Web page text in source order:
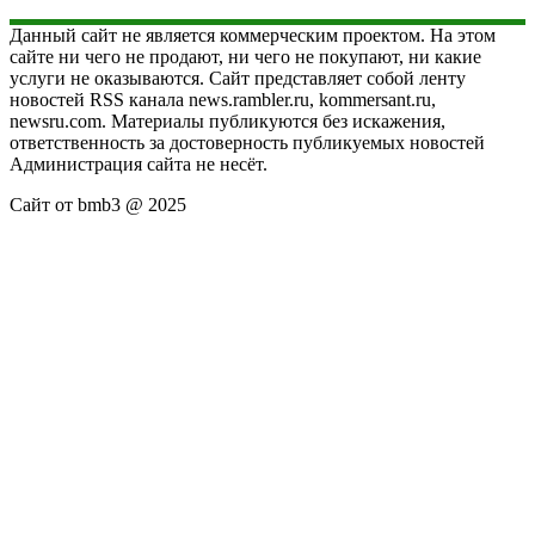
Данный сайт не является коммерческим проектом. На этом
сайте ни чего не продают, ни чего не покупают, ни какие
услуги не оказываются. Сайт представляет собой ленту
новостей RSS канала news.rambler.ru, kommersant.ru,
newsru.com. Материалы публикуются без искажения,
ответственность за достоверность публикуемых новостей
Администрация сайта не несёт.
Сайт от bmb3 @ 2025